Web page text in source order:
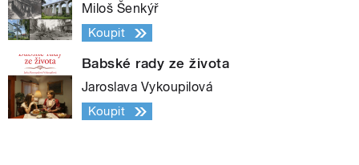
Miloš Šenkýř
Koupit
Babské rady ze života
Jaroslava Vykoupilová
Koupit